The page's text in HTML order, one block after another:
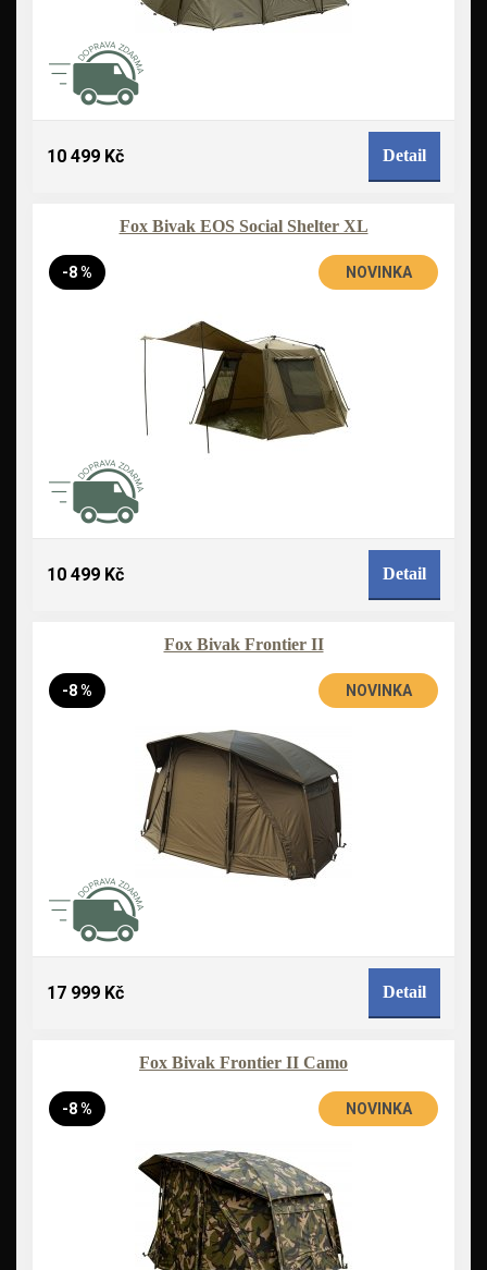
10 499 Kč Detail
Fox Bivak EOS Social Shelter XL
-8 % NOVINKA
10 499 Kč Detail
Fox Bivak Frontier II
-8 % NOVINKA
17 999 Kč Detail
Fox Bivak Frontier II Camo
-8 % NOVINKA